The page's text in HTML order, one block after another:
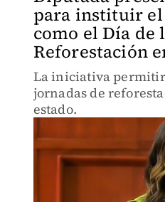
para instituir
como el Día de
Reforestación
La iniciativa
jornadas de
estado.